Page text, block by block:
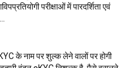
परीक्षाओं में पारदर्शिता एवं
के नाम पर शुल्क लेने वालों पर होगी